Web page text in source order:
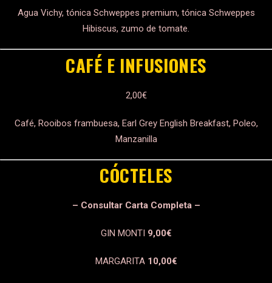
Agua Vichy, tónica Schweppes premium, tónica Schweppes
Hibiscus, zumo de tomate.
CAFÉ E INFUSIONES
2,00€
Café, Rooibos frambuesa, Earl Grey English Breakfast, Poleo,
Manzanilla
CÓCTELES
– Consultar Carta Completa –
GIN MONTI 9,00€
MARGARITA 10,00€